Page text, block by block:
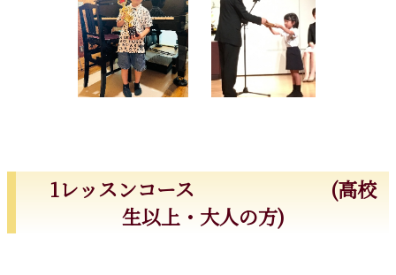
1レッスンコース (高校
生以上・大人の方)